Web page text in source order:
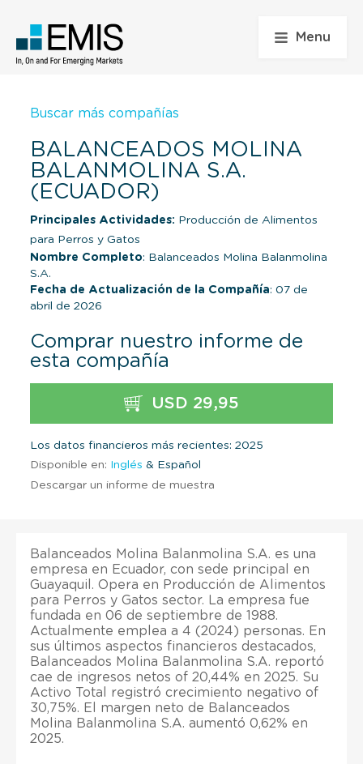
Menu
Buscar más compañías
BALANCEADOS MOLINA
BALANMOLINA S.A.
(ECUADOR)
Principales Actividades: Producción de Alimentos
para Perros y Gatos
Nombre Completo: Balanceados Molina Balanmolina
S.A.
Fecha de Actualización de la Compañía: 07 de
abril de 2026
Comprar nuestro informe de
esta compañía
USD 29,95
Los datos financieros más recientes: 2025
Disponible en: Inglés & Español
Descargar un informe de muestra
Balanceados Molina Balanmolina S.A. es una
empresa en Ecuador, con sede principal en
Guayaquil. Opera en Producción de Alimentos
para Perros y Gatos sector. La empresa fue
fundada en 06 de septiembre de 1988.
Actualmente emplea a 4 (2024) personas. En
sus últimos aspectos financieros destacados,
Balanceados Molina Balanmolina S.A. reportó
cae de ingresos netos of 20,44% en 2025. Su
Activo Total registró crecimiento negativo of
30,75%. El margen neto de Balanceados
Molina Balanmolina S.A. aumentó 0,62% en
2025.